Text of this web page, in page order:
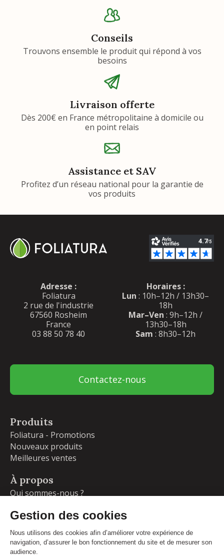
Conseils
Trouvons ensemble le produit qui répond à vos
besoins
Livraison offerte
Dès 200€ en France métropolitaine à domicile ou
en point relais
Assistance et SAV
Profitez d’un réseau national pour la garantie de
vos produits
Adresse :
Foliatura
2 rue de l'industrie
67560 Rosheim
France
03 88 50 78 40
Horaires :
Lun : 10h–12h / 13h30–
18h
Mar–Ven : 9h–12h /
13h30–18h
Sam : 8h30–12h
Contactez-nous
Produits
Foliatura - Promotions
Nouveaux produits
Meilleures ventes
À propos
Qui sommes-nous ?
Livraisons et retours
Blog
Votre compte